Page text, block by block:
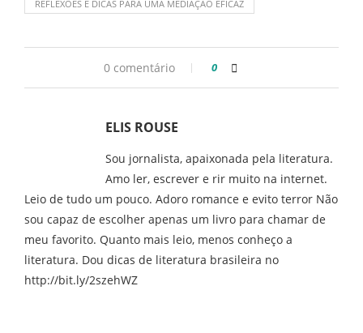
REFLEXÕES E DICAS PARA UMA MEDIAÇÃO EFICAZ
0 comentário 0
ELIS ROUSE
Sou jornalista, apaixonada pela literatura.
Amo ler, escrever e rir muito na internet.
Leio de tudo um pouco. Adoro romance e evito terror Não
sou capaz de escolher apenas um livro para chamar de
meu favorito. Quanto mais leio, menos conheço a
literatura. Dou dicas de literatura brasileira no
http://bit.ly/2szehWZ